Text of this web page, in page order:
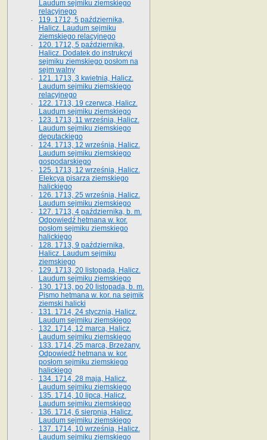
Laudum sejmiku ziemskiego
relacyjnego
119. 1712, 5 października,
Halicz. Laudum sejmiku
ziemskiego relacyjnego
120. 1712, 5 października,
Halicz. Dodatek do instrukcyi
sejmiku ziemskiego posłom na
sejm walny
121. 1713, 3 kwietnia, Halicz.
Laudum sejmiku ziemskiego
relacyjnego
122. 1713, 19 czerwca, Halicz.
Laudum sejmiku ziemskiego
123. 1713, 11 września, Halicz.
Laudum sejmiku ziemskiego
deputackiego
124. 1713, 12 września, Halicz.
Laudum sejmiku ziemskiego
gospodarskiego
125. 1713, 12 września, Halicz.
Elekcya pisarza ziemskiego
halickiego
126. 1713, 25 września, Halicz.
Laudum sejmiku ziemskiego
127. 1713, 4 października, b. m.
Odpowiedź hetmana w. kor.
posłom sejmiku ziemskiego
halickiego
128. 1713, 9 października,
Halicz. Laudum sejmiku
ziemskiego
129. 1713, 20 listopada, Halicz.
Laudum sejmiku ziemskiego
130. 1713, po 20 listopada, b. m.
Pismo hetmana w. kor. na sejmik
ziemski halicki
131. 1714, 24 stycznia, Halicz.
Laudum sejmiku ziemskiego
132. 1714, 12 marca, Halicz.
Laudum sejmiku ziemskiego
133. 1714, 25 marca, Brzeżany.
Odpowiedź hetmana w. kor.
posłom sejmiku ziemskiego
halickiego
134. 1714, 28 maja, Halicz.
Laudum sejmiku ziemskiego
135. 1714, 10 lipca, Halicz.
Laudum sejmiku ziemskiego
136. 1714, 6 sierpnia, Halicz.
Laudum sejmiku ziemskiego
137. 1714, 10 września, Halicz.
Laudum sejmiku ziemskiego